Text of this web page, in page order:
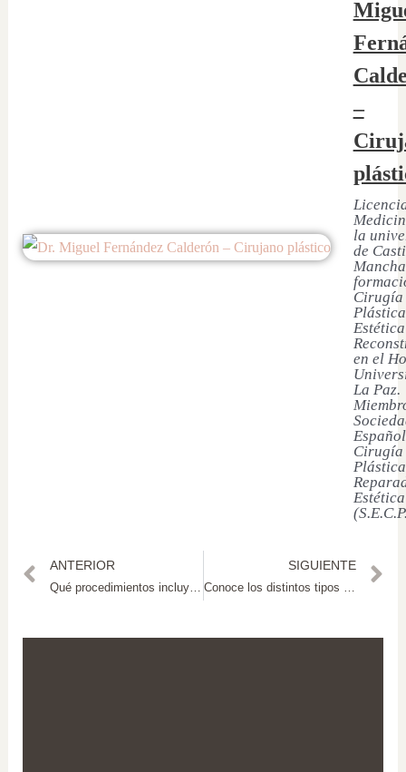
–
la
de
Cirugía
en el
La Paz.
Cirugía
Estética
ANTERIOR
Qué procedimientos incluye la cirugía de feminización facial
SIGUIENTE